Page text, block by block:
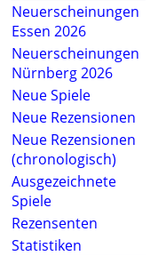
Neuerscheinungen
Essen 2026
Neuerscheinungen
Nürnberg 2026
Neue Spiele
Neue Rezensionen
Neue Rezensionen
(chronologisch)
Ausgezeichnete
Spiele
Rezensenten
Statistiken